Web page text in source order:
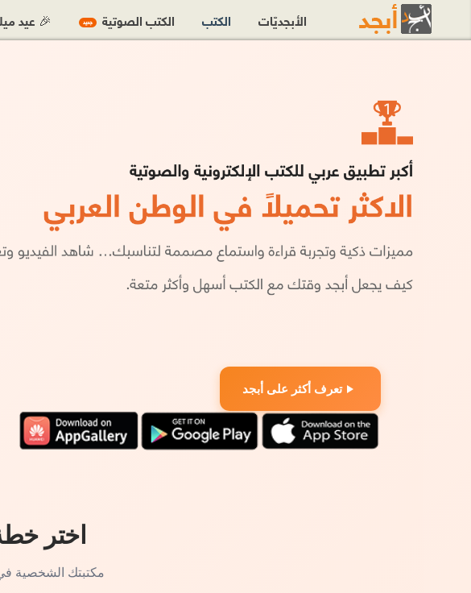
تعرف أكثر على أبجد
اختر
مكتبتك الشخصية في
الأبجديّات الكتب الكتب الصوتية جديد 🎉 عيد